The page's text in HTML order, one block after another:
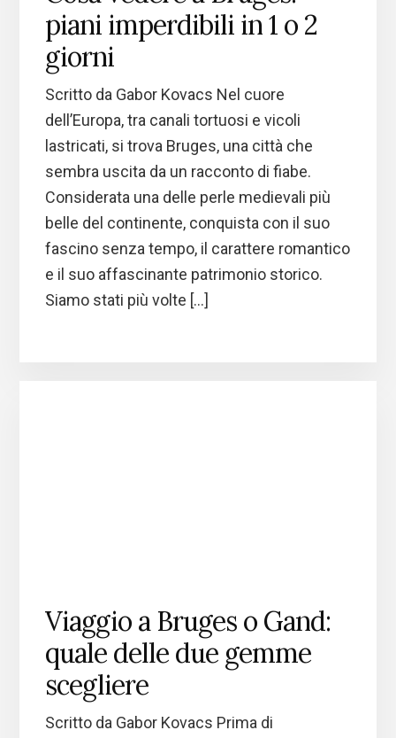
piani imperdibili in 1 o 2
giorni
Scritto da Gabor Kovacs Nel cuore
dell’Europa, tra canali tortuosi e vicoli
lastricati, si trova Bruges, una città che
sembra uscita da un racconto di fiabe.
Considerata una delle perle medievali più
belle del continente, conquista con il suo
fascino senza tempo, il carattere romantico
e il suo affascinante patrimonio storico.
Siamo stati più volte […]
Viaggio a Bruges o Gand:
quale delle due gemme
scegliere
Scritto da Gabor Kovacs Prima di